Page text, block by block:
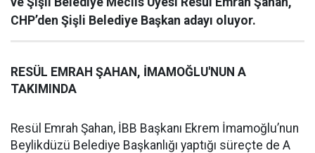
CHP’den Şişli Belediye Başkan adayı oluyor.
RESÜL EMRAH ŞAHAN, İMAMOĞLU'NUN A
TAKIMINDA
Resül Emrah Şahan, İBB Başkanı Ekrem İmamoğlu’nun
Beylikdüzü Belediye Başkanlığı yaptığı süreçte de A